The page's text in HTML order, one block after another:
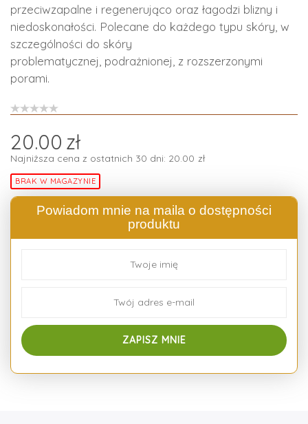
przeciwzapalne i regenerująco oraz łagodzi blizny i
niedoskonałości. Polecane do każdego typu skóry, w
szczególności do skóry
problematycznej, podrażnionej, z rozszerzonymi
porami.
20.00 zł
Najniższa cena z ostatnich 30 dni: 20.00 zł
BRAK W MAGAZYNIE
Powiadom mnie na maila o dostępności
produktu